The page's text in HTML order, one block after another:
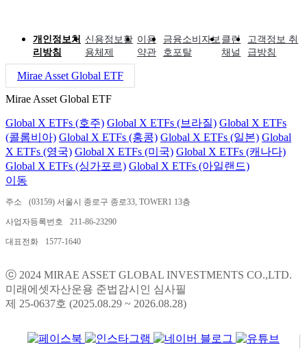
개인정보처
리방침
신용정보활
용체제
이용
약관
금융소비자보
호포탈
클린
채널
고객정보 취
급방침
Mirae Asset Global ETF
Mirae Asset Global ETF
Global X ETFs (호주) Global X ETFs (브라질) Global X ETFs
(콜롬비아) Global X ETFs (홍콩) Global X ETFs (일본) Global
X ETFs (영국) Global X ETFs (미국) Global X ETFs (캐나다)
Global X ETFs (싱가포르) Global X ETFs (아일랜드)
이동
주소 (03159) 서울시 종로구 종로33, TOWER1 13층
사업자등록번호 211-86-23290
대표전화 1577-1640
ⓒ 2024 MIRAE ASSET GLOBAL INVESTMENTS CO.,LTD.
미래에셋자산운용 준법감시인 심사필
제 25-0637호 (2025.08.29 ~ 2026.08.28)